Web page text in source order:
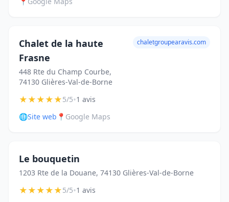
Chalet de la haute
Frasne
448 Rte du Champ Courbe,
74130 Glières-Val-de-Borne
chaletgroupearavis.com
★★★★★5/5•1 avis
🌐Site web 📍 Google Maps
Le bouquetin
1203 Rte de la Douane, 74130 Glières-Val-de-Borne
★★★★★5/5•1 avis